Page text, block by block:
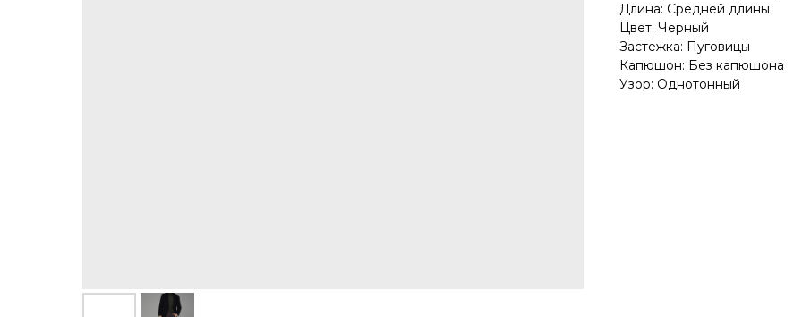
Длина: Средней длины
Цвет: Черный
Застежка: Пуговицы
Капюшон: Без капюшона
Узор: Однотонный